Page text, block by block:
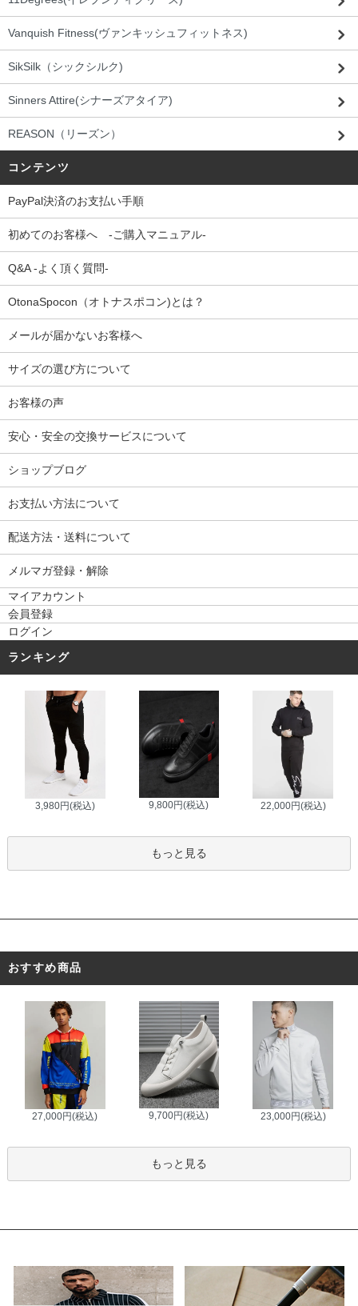
Vanquish Fitness(ヴァンキッシュフィットネス)
SikSilk（シックシルク)
Sinners Attire(シナーズアタイア)
REASON（リーズン）
コンテンツ
PayPal決済のお支払い手順
初めてのお客様へ -ご購入マニュアル-
Q&A -よく頂く質問-
OtonaSpocon（オトナスポコン)とは？
メールが届かないお客様へ
サイズの選び方について
お客様の声
安心・安全の交換サービスについて
ショップブログ
お支払い方法について
配送方法・送料について
メルマガ登録・解除
マイアカウント
会員登録
ログイン
ランキング
3,980円(税込) 9,800円(税込) 22,000円(税込)
もっと見る
おすすめ商品
27,000円(税込) 9,700円(税込) 23,000円(税込)
もっと見る